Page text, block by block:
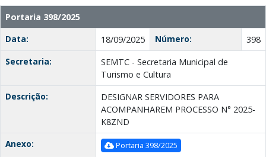
Portaria 398/2025
Data:
18/09/2025 Número:
398
Secretaria:
SEMTC - Secretaria Municipal de
Turismo e Cultura
Descrição:
DESIGNAR SERVIDORES PARA
ACOMPANHAREM PROCESSO N° 2025-
K8ZND
Anexo:
Portaria 398/2025